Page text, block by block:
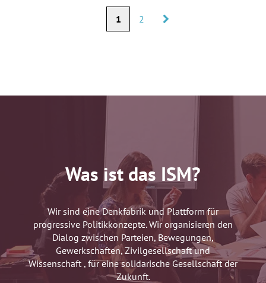
1 2
Was ist das ISM?
Wir sind eine Denkfabrik und Plattform für
progressive Politikkonzepte. Wir organisieren den
Dialog zwischen Parteien, Bewegungen,
Gewerkschaften, Zivilgesellschaft und
Wissenschaft , für eine solidarische Gesellschaft der
Zukunft.